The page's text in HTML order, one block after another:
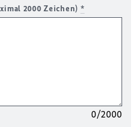
2000 Zeichen) *
0/2000